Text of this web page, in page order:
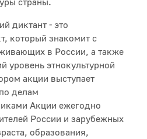
диктант - это
который знакомит с
в России, а также
уровень этнокультурной
акции выступает
делам
Акции ежегодно
России и зарубежных
образования,